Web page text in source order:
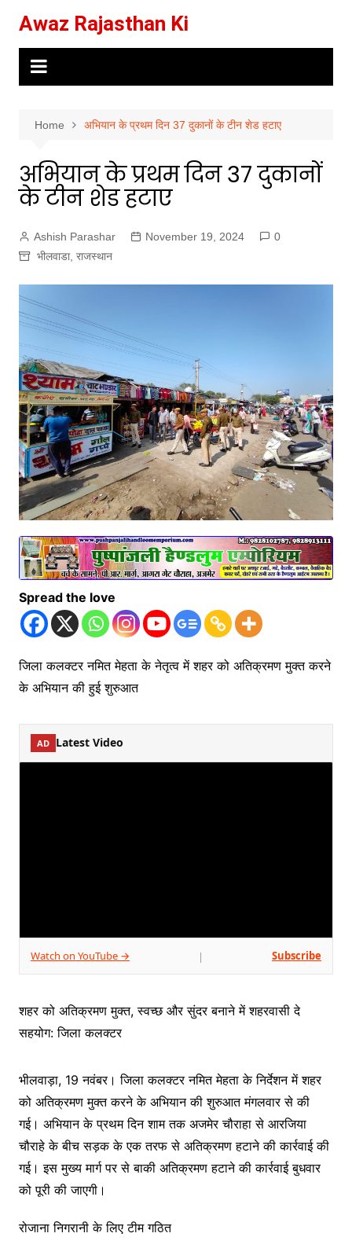
content
Awaz Rajasthan Ki
Home अभियान के प्रथम दिन 37 दुकानों के टीन शेड हटाए
अभियान के प्रथम दिन 37 दुकानों
के टीन शेड हटाए
Ashish Parashar November 19, 2024
0
भीलवाडा, राजस्थान
Spread the love
जिला कलक्टर नमित मेहता के नेतृत्व में शहर को अतिक्रमण मुक्त करने
के अभियान की हुई शुरुआत
AD Latest Video
Watch on YouTube → | Subscribe
शहर को अतिक्रमण मुक्त, स्वच्छ और सुंदर बनाने में शहरवासी दे
सहयोग: जिला कलक्टर
भीलवाड़ा, 19 नवंबर। जिला कलक्टर नमित मेहता के निर्देशन में शहर
को अतिक्रमण मुक्त करने के अभियान की शुरुआत मंगलवार से की
गई। अभियान के प्रथम दिन शाम तक अजमेर चौराहा से आरजिया
चौराहे के बीच सड़क के एक तरफ से अतिक्रमण हटाने की कार्रवाई की
गई। इस मुख्य मार्ग पर से बाकी अतिक्रमण हटाने की कार्रवाई बुधवार
को पूरी की जाएगी।
रोजाना निगरानी के लिए टीम गठित